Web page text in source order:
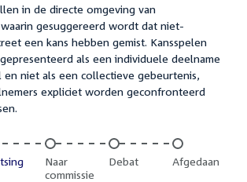
in de directe omgeving van
gesuggereerd wordt dat niet-
een kans hebben gemist. Kansspelen
als een individuele deelname
en niet als een collectieve gebeurtenis,
expliciet worden geconfronteerd
Onvoltooid:
Naar
commissie
Onvoltooid:
Debat Onvoltooid:
Afgedaan